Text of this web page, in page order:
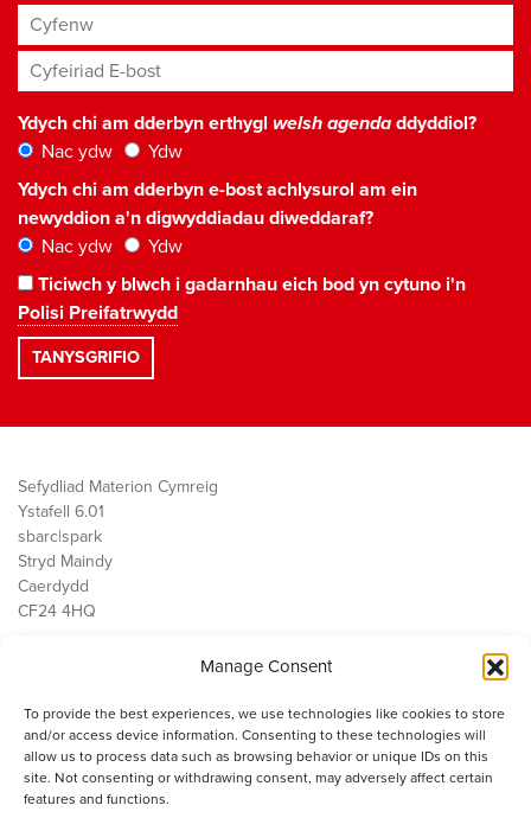
Manage Consent
To provide the best experiences, we use technologies like cookies to store
and/or access device information. Consenting to these technologies will
allow us to process data such as browsing behavior or unique IDs on this
site. Not consenting or withdrawing consent, may adversely affect certain
features and functions.
Cyfenw
Cyfeiriad E-bost*
Ydych chi am dderbyn erthygl welsh agendaddyddiol?
Nac ydw
Ydw
Ydych chi am dderbyn e-bost achlysurol am ein
newyddion a'n digwyddiadau diweddaraf?
Nac ydw
Ydw
Ticiwch y blwch i gadarnhau eich bod yn cytuno i'n
Polisi Preifatrwydd
Sefydliad Materion Cymreig
Ystafell 6.01
sbarc|spark
Stryd Maindy
Caerdydd
CF24 4HQ
Public Services
Economi
Y SMC